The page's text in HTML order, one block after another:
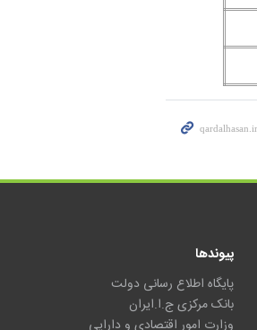
پیوندها
پایگاه اطلاع رسانی دولت
بانک مرکزی ج.ا.ایران
وزارت امور اقتصادی و دارایی